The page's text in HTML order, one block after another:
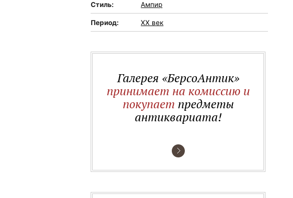
Стиль: Ампир
Период: XX век
Галерея «БерсоАнтик»
принимает на комиссию и
покупает предметы
антиквариата!